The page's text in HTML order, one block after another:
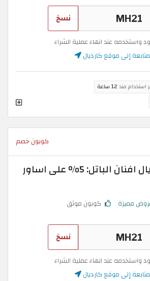
نسخ
واستخدمه عند انهاء عملية الشراء
إلى موقع كارديال
استخدام منذ 12 ساعة
كوبون خصم
كود خصم كارديال افنان الباتل: 5% على اساور
مميزة كوبون موثق
نسخ
واستخدمه عند انهاء عملية الشراء
إلى موقع كارديال